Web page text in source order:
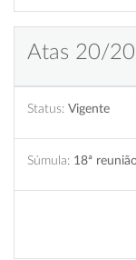
Atas 20/
Status: Vigente
Súmula: 18ª